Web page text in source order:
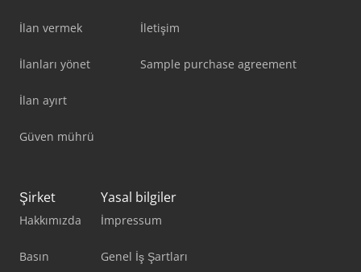
İlan vermek
İlanları yönet
İlan ayırt
Güven mührü
İletişim
Sample purchase agreement
Şirket
Hakkımızda
Basın
Yasal bilgiler
İmpressum
Genel İş Şartları